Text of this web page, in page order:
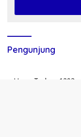
Pengunjung
Users Today : 1293